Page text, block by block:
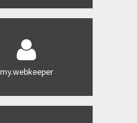
my.webkeeper